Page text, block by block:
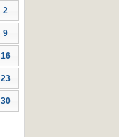
2
9
16
23
30